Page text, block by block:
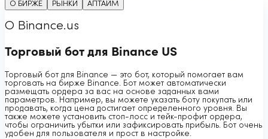
О БИРЖЕ
РЫНКИ АПТАЙМ
О Binance.us
Торговый бот для Binance US
Торговый бот для Binance — это бот, который помогает вам
торговать на бирже Binance. Бот может автоматически
размещать ордера за вас на основе заданных вами
параметров. Например, вы можете указать боту покупать или
продавать, когда цена достигает определенного уровня. Вы
также можете установить стоп-лосс и тейк-профит ордера,
чтобы ограничить убытки или зафиксировать прибыль. Бот очень
удобен для пользователя и прост в настройке.